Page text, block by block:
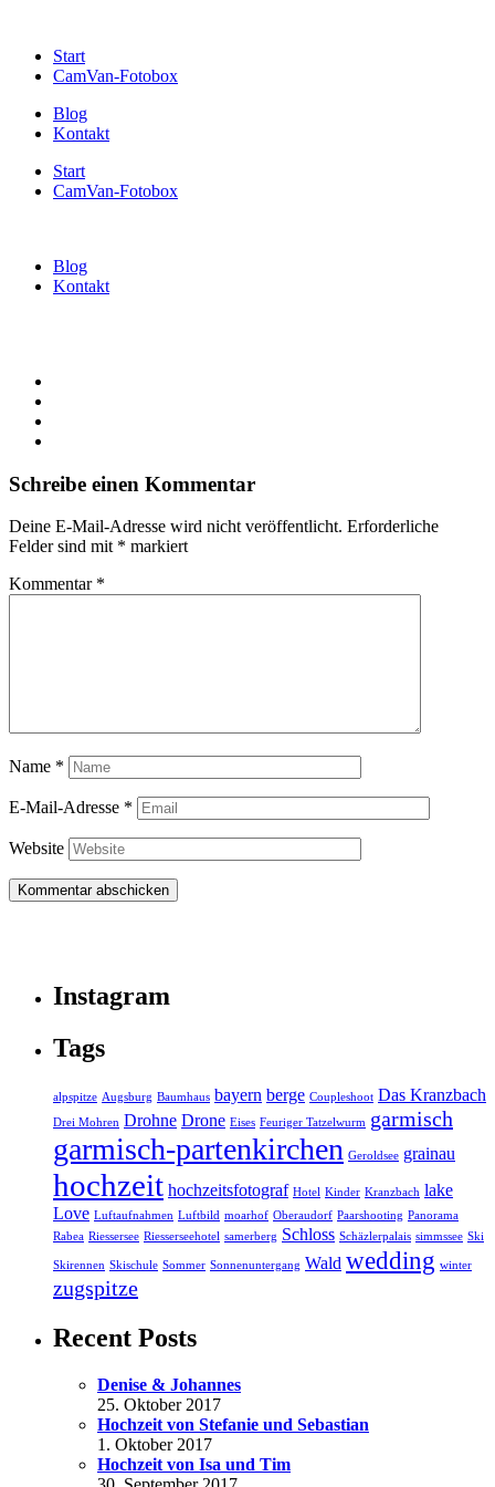
Start
CamVan-Fotobox
Blog
Kontakt
Start
CamVan-Fotobox
Blog
Kontakt
Schreibe einen Kommentar
Deine E-Mail-Adresse wird nicht veröffentlicht. Erforderliche
Felder sind mit * markiert
Kommentar *
Name *
E-Mail-Adresse *
Website
Instagram
Tags
alpspitze Augsburg Baumhaus bayern berge Coupleshoot Das Kranzbach
Drei Mohren Drohne Drone Eises Feuriger Tatzelwurm garmisch
garmisch-partenkirchen Geroldsee grainau
hochzeit hochzeitsfotograf Hotel Kinder Kranzbach lake
Love Luftaufnahmen Luftbild moarhof Oberaudorf Paarshooting Panorama
Rabea Riessersee Riesserseehotel samerberg Schloss Schäzlerpalais simmssee Ski
Skirennen Skischule Sommer Sonnenuntergang Wald wedding winter
zugspitze
Recent Posts
Denise & Johannes
25. Oktober 2017
Hochzeit von Stefanie und Sebastian
1. Oktober 2017
Hochzeit von Isa und Tim